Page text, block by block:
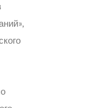
,